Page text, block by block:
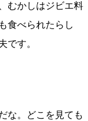
むかしはジビエ料
食べられたらし
です。
な。どこを見ても